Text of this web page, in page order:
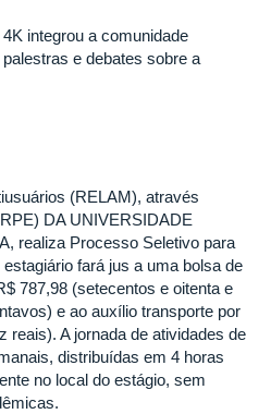
integrou a comunidade
e debates sobre a
(RELAM), através
DA UNIVERSIDADE
realiza Processo Seletivo para
fará jus a uma bolsa de
787,98 (setecentos e oitenta e
e ao auxílio transporte por
reais). A jornada de atividades de
distribuídas em 4 horas
no local do estágio, sem